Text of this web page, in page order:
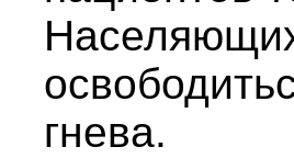
гнева.